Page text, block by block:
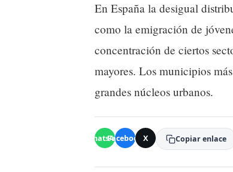
En España la desigual
como la emigración de
concentración de ciertos
mayores. Los municipios
grandes núcleos urbanos.
WhatsApp
Facebook X Copiar enlace